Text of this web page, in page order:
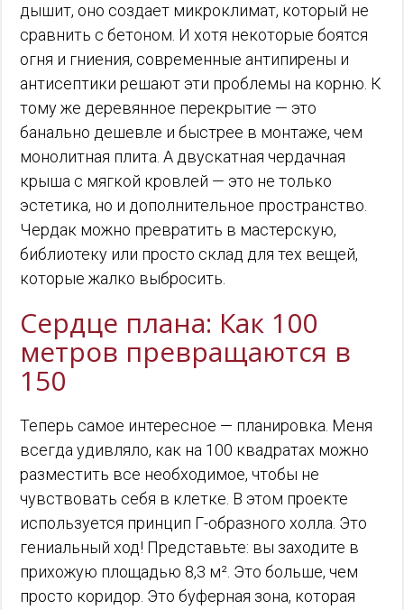
дышит, оно создает микроклимат, который не
сравнить с бетоном. И хотя некоторые боятся
огня и гниения, современные антипирены и
антисептики решают эти проблемы на корню. К
тому же деревянное перекрытие — это
банально дешевле и быстрее в монтаже, чем
монолитная плита. А двускатная чердачная
крыша с мягкой кровлей — это не только
эстетика, но и дополнительное пространство.
Чердак можно превратить в мастерскую,
библиотеку или просто склад для тех вещей,
которые жалко выбросить.
Сердце плана: Как 100
метров превращаются в
150
Теперь самое интересное — планировка. Меня
всегда удивляло, как на 100 квадратах можно
разместить все необходимое, чтобы не
чувствовать себя в клетке. В этом проекте
используется принцип Г-образного холла. Это
гениальный ход! Представьте: вы заходите в
прихожую площадью 8,3 м². Это больше, чем
просто коридор. Это буферная зона, которая